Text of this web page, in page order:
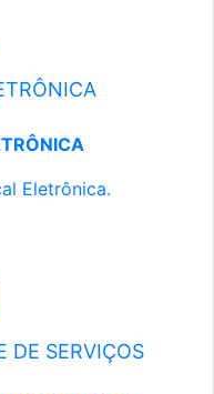
Eletrônica.
DE SERVIÇOS